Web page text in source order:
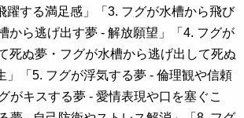
躍する満足感」「3. フグが水槽から飛び
から逃げ出す夢 - 解放願望」「4. フグが
死ぬ夢・フグが水槽から逃げ出して死ぬ
」「5. フグが浮気する夢 - 倫理観や信頼
がキスする夢 - 愛情表現や口を塞ぐこ